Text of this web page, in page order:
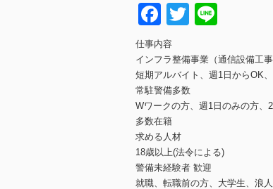
Facebook
Twitter
仕事内容
インフラ整備事業（通信設備工
短期アルバイト、週1日からOK
常駐警備多数
Wワークの方、週1日のみの方、
多数在籍
求める人材
18歳以上(法令による)
警備未経験者 歓迎
就職、転職前の方、大学生、浪